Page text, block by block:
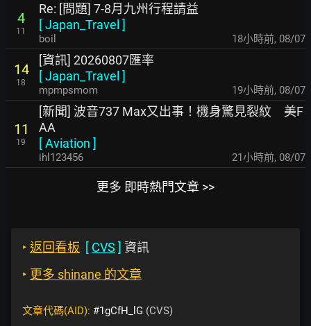
4
11
Re: [問題] 7-8月九州行程請益
[Japan_Travel ]
boil 18小時前, 08/07
14
18
[資訊] 20260807匯率
[Japan_Travel ]
mpmpsmom 19小時前, 08/07
11
19
[新聞] 波音737 Max又出事！機身驚見裂紋 美F
AA
[Aviation ]
ihl123456 21小時前, 08/07
更多 即時熱門文章 >>
‣ 返回看板 [ CVS ] 資訊
‣ 更多 shinane 的文章
文章代碼(AID): #1gCfH_lG (CVS)